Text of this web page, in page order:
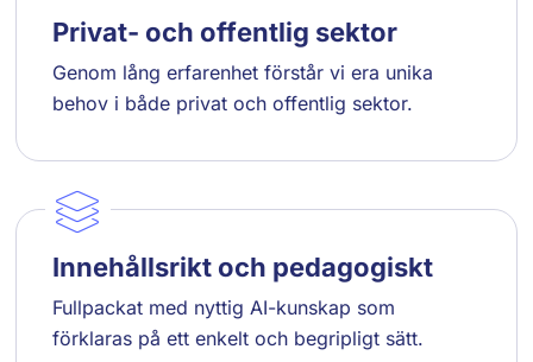
Privat- och offentlig sektor
Genom lång erfarenhet förstår vi era unika
behov i både privat och offentlig sektor.
Innehållsrikt och pedagogiskt
Fullpackat med nyttig AI-kunskap som
förklaras på ett enkelt och begripligt sätt.